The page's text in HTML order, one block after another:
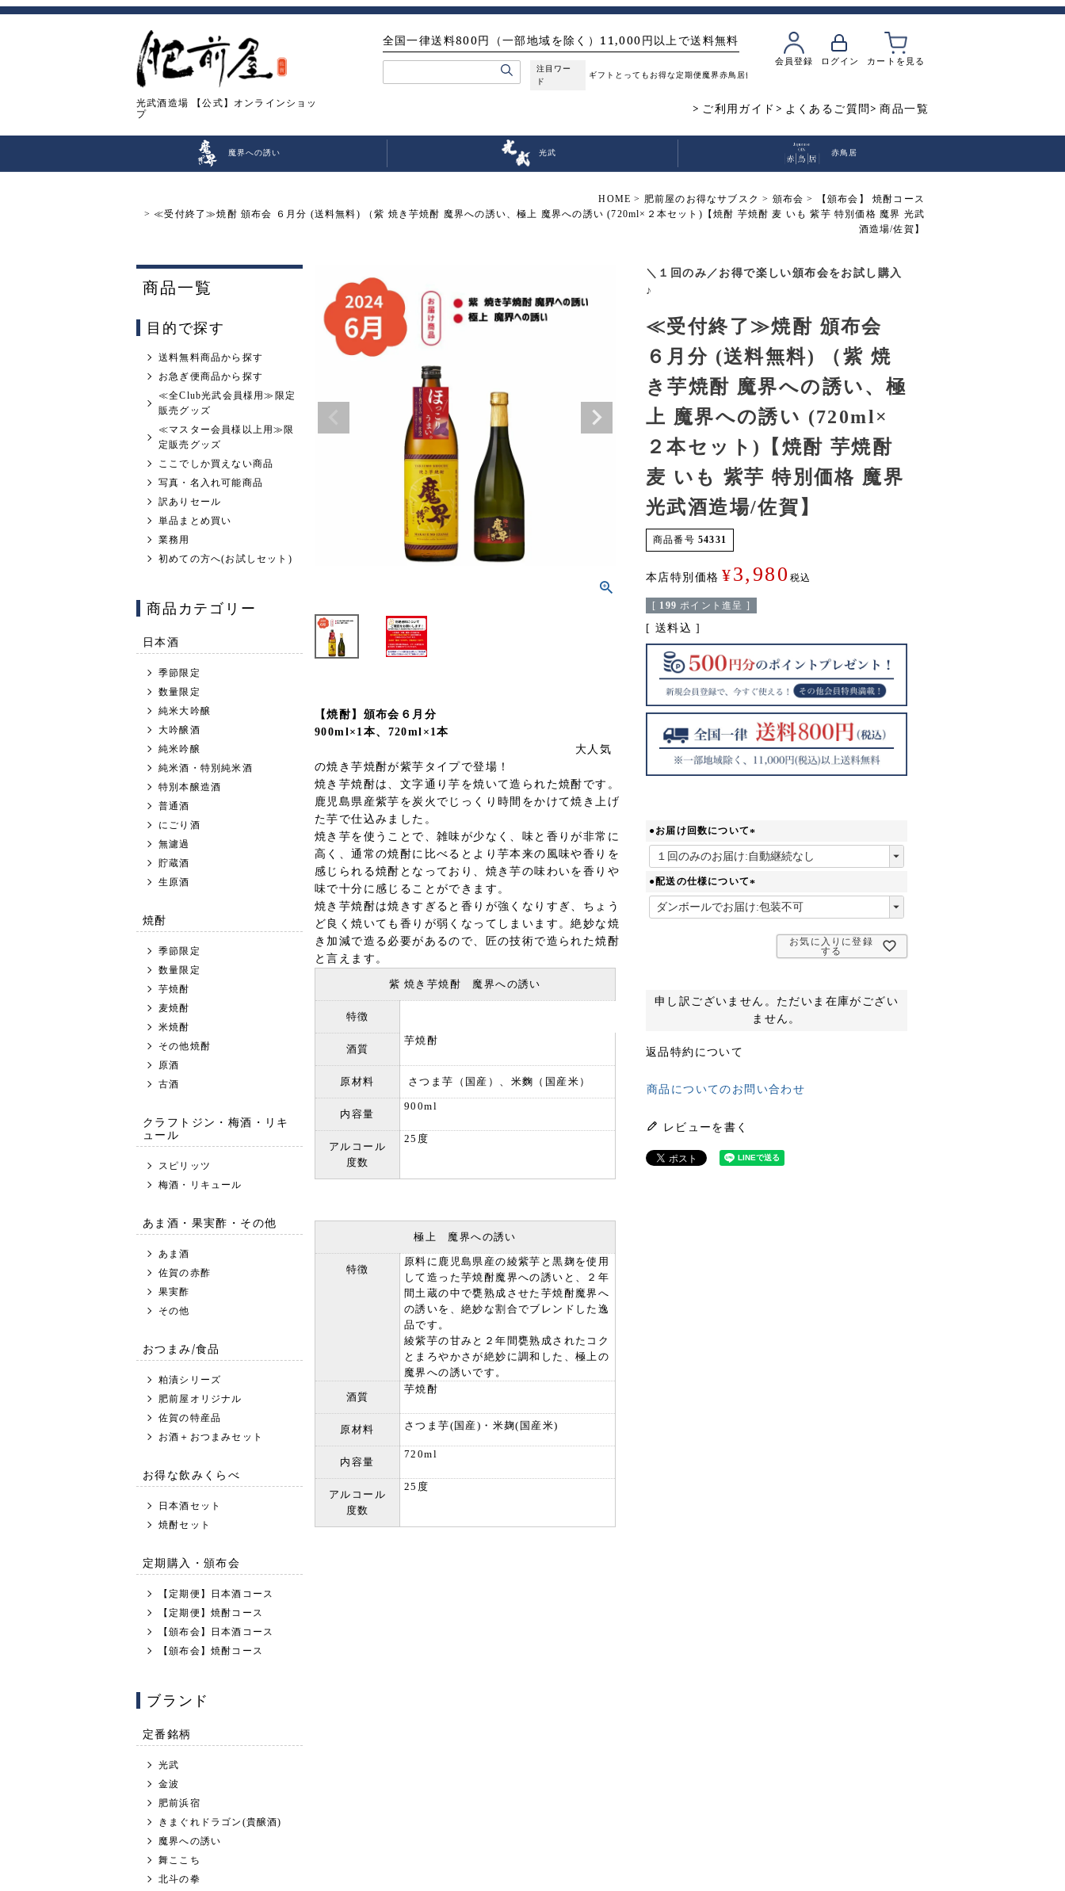
光武酒造場 【公式】オンラインショッ
プ
会員登録 ログイン カートを見る
全国一律送料800円（一部地域を除く）11,000円以上で送料無料
注目ワー
ド
ギフト とってもお得な定期便 魔界赤鳥居飲み比べ
ご利用ガイド よくあるご質問 商品一覧
魔界への誘い 光武 赤鳥居
HOME 肥前屋のお得なサブスク 頒布会
【頒布会】 焼酎コース
≪受付終了≫焼酎 頒布会 ６月分 (送料無料) （紫 焼き芋焼酎 魔界への誘い、極上 魔界への誘い (720ml×２本セット)【焼酎 芋焼酎 麦 いも 紫芋 特別価格 魔界 光武
酒造場/佐賀】
商品一覧
目的で探す
送料無料商品から探す
お急ぎ便商品から探す
≪全Club光武会員様用≫限定
販売グッズ
≪マスター会員様以上用≫限
定販売グッズ
ここでしか買えない商品
写真・名入れ可能商品
訳ありセール
単品まとめ買い
業務用
初めての方へ(お試しセット)
商品カテゴリー
日本酒
季節限定
数量限定
純米大吟醸
大吟醸酒
純米吟醸
純米酒・特別純米酒
特別本醸造酒
普通酒
にごり酒
無濾過
貯蔵酒
生原酒
焼酎
季節限定
数量限定
芋焼酎
麦焼酎
米焼酎
その他焼酎
原酒
古酒
クラフトジン・梅酒・リキ
ュール
スピリッツ
梅酒・リキュール
あま酒・果実酢・その他
あま酒
佐賀の赤酢
果実酢
その他
おつまみ/食品
粕漬シリーズ
肥前屋オリジナル
佐賀の特産品
お酒＋おつまみセット
お得な飲みくらべ
日本酒セット
焼酎セット
定期購入・頒布会
【定期便】日本酒コース
【定期便】焼酎コース
【頒布会】日本酒コース
【頒布会】焼酎コース
ブランド
定番銘柄
光武
金波
肥前浜宿
きまぐれドラゴン(貴醸酒)
魔界への誘い
舞ここち
北斗の拳
【焼酎】頒布会６月分
900ml×1本、720ml×1本
大人気
の焼き芋焼酎が紫芋タイプで登場！
焼き芋焼酎は、文字通り芋を焼いて造られた焼酎です。
鹿児島県産紫芋を炭火でじっくり時間をかけて焼き上げ
た芋で仕込みました。
焼き芋を使うことで、雑味が少なく、味と香りが非常に
高く、通常の焼酎に比べるとより芋本来の風味や香りを
感じられる焼酎となっており、焼き芋の味わいを香りや
味で十分に感じることができます。
焼き芋焼酎は焼きすぎると香りが強くなりすぎ、ちょう
ど良く焼いても香りが弱くなってしまいます。絶妙な焼
き加減で造る必要があるので、匠の技術で造られた焼酎
と言えます。
紫 焼き芋焼酎 魔界への誘い
特徴
酒質
芋焼酎
原材料 さつま芋（国産）、米麴（国産米）
内容量
900ml
アルコール
度数
25度
極上 魔界への誘い
特徴
原料に鹿児島県産の綾紫芋と黒麹を使用
して造った芋焼酎魔界への誘いと、２年
間土蔵の中で甕熟成させた芋焼酎魔界へ
の誘いを、絶妙な割合でブレンドした逸
品です。
綾紫芋の甘みと２年間甕熟成されたコク
とまろやかさが絶妙に調和した、極上の
魔界への誘いです。
酒質
芋焼酎
原材料 さつま芋(国産)・米麹(国産米)
内容量
720ml
アルコール
度数
25度
＼１回のみ／お得で楽しい頒布会をお試し購入
♪
≪受付終了≫焼酎 頒布会
６月分 (送料無料) （紫 焼
き芋焼酎 魔界への誘い、極
上 魔界への誘い (720ml×
２本セット)【焼酎 芋焼酎
麦 いも 紫芋 特別価格 魔界
光武酒造場/佐賀】
商品番号 54331
本店特別価格 ¥3,980 税込
[ 199 ポイント進呈 ]
送料込
●お届け回数について
(
必
須
)
●配送の仕様について
(
必
お気に入りに登録
する
申し訳ございません。ただいま在庫がござい
ません。
返品特約について
商品についてのお問い合わせ
レビューを書く